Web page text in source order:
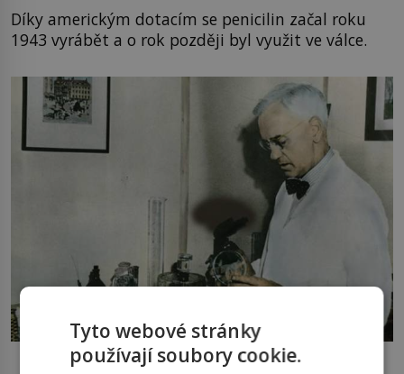
Díky americkým dotacím se penicilin začal roku
1943 vyrábět a o rok později byl využit ve válce.
Penicilin se hojně využíval během druhé světové války.
Tyto webové stránky
používají soubory cookie.